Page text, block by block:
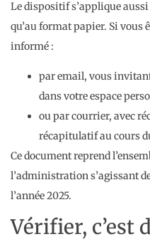
Le dispositif s’applique
qu’au format papier. Si vous
informé :
par email, vous
dans votre espace
ou par courrier, avec
récapitulatif au cours
Ce document reprend
l’administration s’agissant
l’année 2025.
Vérifier, c’est